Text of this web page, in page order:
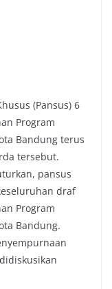
(Pansus) 6
Program
Bandung terus
tersebut.
pansus
draf
Program
Bandung.